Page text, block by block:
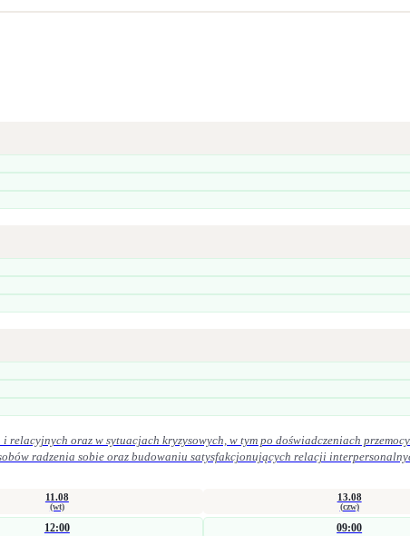
oraz w sytuacjach kryzysowych, w tym po doświadczeniach
relacji interpersonalnych. W praktyce zawodowej kieruję się zasadami etyki zawodowej.
uważność na potrzeby osoby zgłaszającej się po pomoc.
11.08
(wt)
12:00
13.08
(czw)
09:00